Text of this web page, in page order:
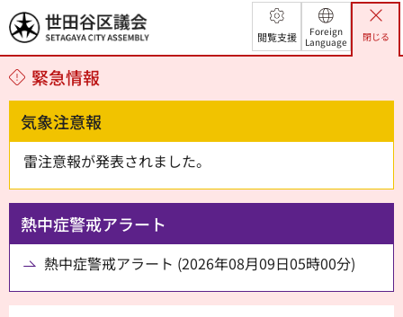
世田谷区議会
閲覧支援
Foreign
Language
閉じる
緊急情報
気象注意報
雷注意報が発表されました。
熱中症警戒アラート
熱中症警戒アラート (2026年08月09日05時00分)